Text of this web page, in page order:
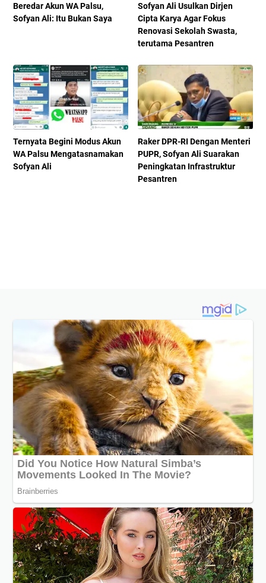
Beredar Akun WA Palsu,
Sofyan Ali: Itu Bukan Saya
Sofyan Ali Usulkan Dirjen
Cipta Karya Agar Fokus
Renovasi Sekolah Swasta,
terutama Pesantren
Ternyata Begini Modus Akun
WA Palsu Mengatasnamakan
Sofyan Ali
Raker DPR-RI Dengan Menteri
PUPR, Sofyan Ali Suarakan
Peningkatan Infrastruktur
Pesantren